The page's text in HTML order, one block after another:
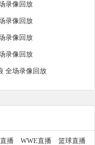
录像回放
录像回放
录像回放
录像回放
全场录像回放
播 WWE直播 篮球直播